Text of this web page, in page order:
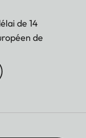
de 14
de